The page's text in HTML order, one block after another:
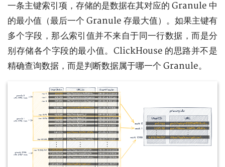
一条主键索引项，存储的是数据在其对应的 Granule 中
的最小值（最后一个 Granule 存最大值）。如果主键有
多个字段，那么索引值并不来自于同一行数据，而是分
别存储各个字段的最小值。ClickHouse 的思路并不是
精确查询数据，而是判断数据属于哪一个 Granule。